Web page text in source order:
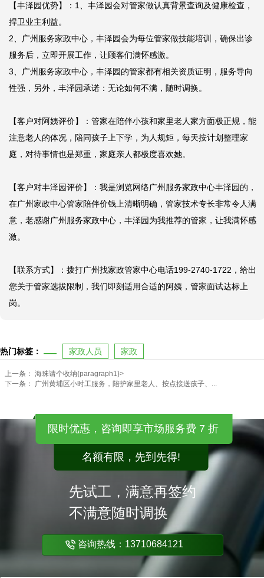
【丰泽园优势】：1、丰泽园会对管家做认真背景查询及健康检查，
捍卫业主利益。
2、广州服务家政中心，丰泽园会为每位管家做技能培训，确保出诊
服务后，立即开展工作，让顾客们满怀感激。
3、广州服务家政中心，丰泽园的管家都有相关资质证明，服务导向
性强，另外，丰泽园承诺：无论如何不满，随时调换。
【客户对阿姨评价】：管家在陪伴小孩和家里老人家方面极正规，能
注意老人的体况，陪同孩子上下学，为人规矩，每天按计划整理家
庭，对待事情也是郑重，家庭亲人都极度喜欢她。
【客户对丰泽园评价】：我是浏览网络广州服务家政中心丰泽园的，
在广州家政中心管家陪伴价钱上清晰明确，管家技术专长非常令人满
意，老感谢广州服务家政中心，丰泽园为我推荐的管家，让我满怀感
激。
【联系方式】：拨打广州找家政管家中心电话199-2740-1722，给出
您关于管家选拔限制，我们即刻适用合适的阿姨，管家面试达标上
岗。
热门标签： 家政人员 家政
上一条： 海珠请个收纳{paragraph1}>
下一条：
广州黄埔区小时工服务，陪护家里老人、按点接送孩子、...
限时优惠，咨询即享市场服务费 7 折
名额有限，先到先得!
先试工，满意再签约
不满意随时调换
咨询热线：13710684121